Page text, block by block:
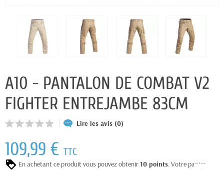
A10 - PANTALON DE COMBAT V2
FIGHTER ENTREJAMBE 83CM
Lire les avis (0)
109,99 € TTC
En achetant ce produit vous pouvez obtenir10 points. Votre panier